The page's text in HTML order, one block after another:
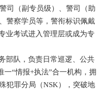
司（副专员级）、警司（助
警察学员等，警衔标识佩戴
业考试进入管理层或成为专
队，负责日常巡逻、公共
“情报+执法”合一机构，拥
犯罪分局（NSK），突破地